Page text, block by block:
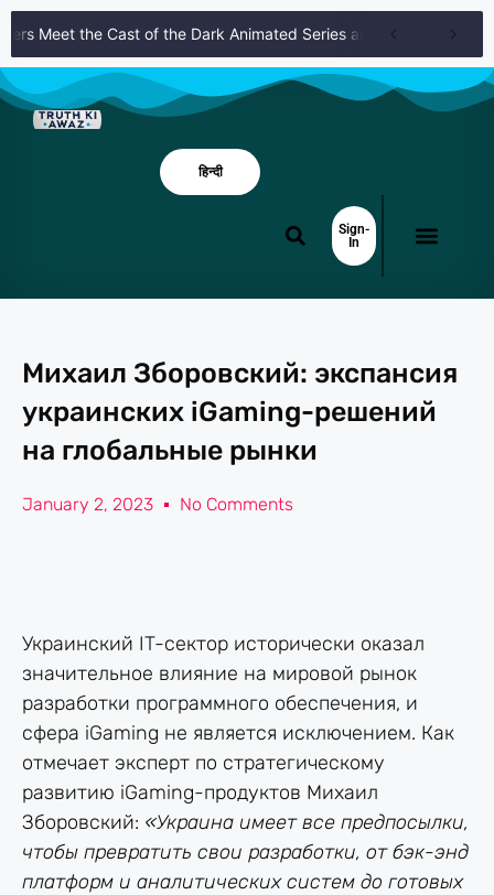
Meet the Cast of the Dark Animated Series and Their Roles
हिन्दी
Sign-
In
Михаил Зборовский: экспансия
украинских iGaming-решений
на глобальные рынки
January 2, 2023 No Comments
Украинский IT-сектор исторически оказал
значительное влияние на мировой рынок
разработки программного обеспечения, и
сфера iGaming не является исключением. Как
отмечает эксперт по стратегическому
развитию iGaming-продуктов Михаил
Зборовский: «Украина имеет все предпосылки,
чтобы превратить свои разработки, от бэк-энд
платформ и аналитических систем до готовых